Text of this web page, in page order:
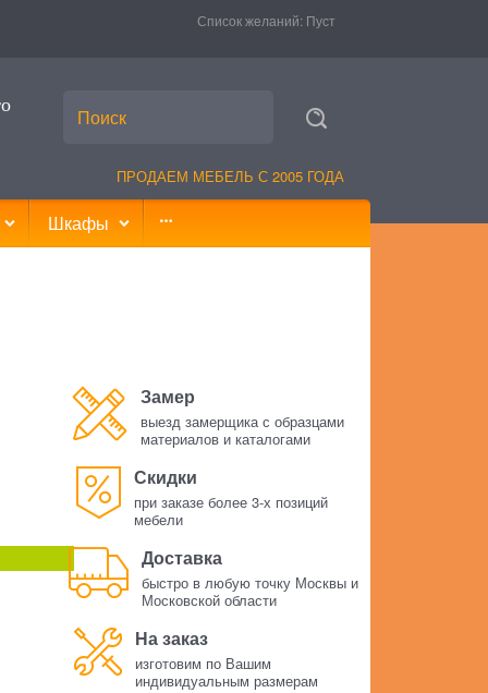
Список желаний: Пуст
ПРОДАЕМ МЕБЕЛЬ С 2005 ГОДА
Шкафы
Замер
выезд замерщика с образцами
материалов и каталогами
Скидки
при заказе более 3-х позиций
мебели
Доставка
быстро в любую точку Москвы и
Московской области
На заказ
изготовим по Вашим
индивидуальным размерам